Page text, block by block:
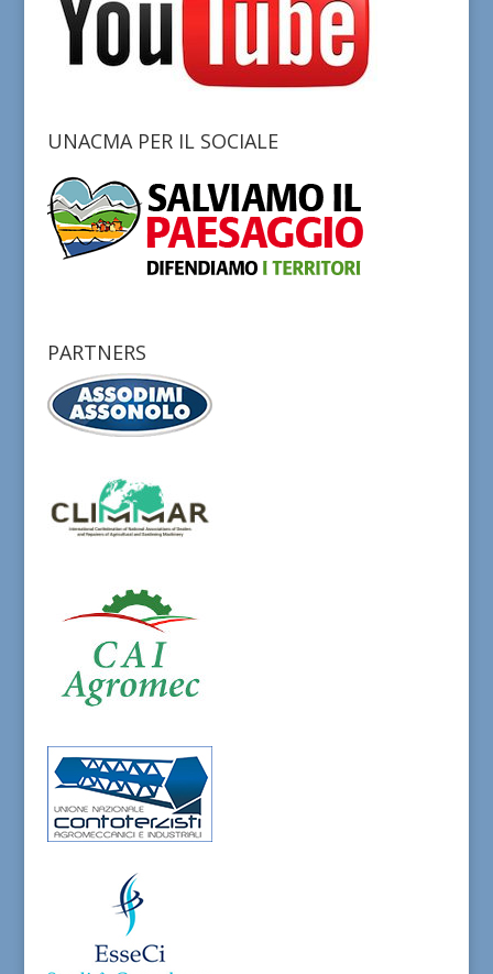
UNACMA PER IL SOCIALE
PARTNERS